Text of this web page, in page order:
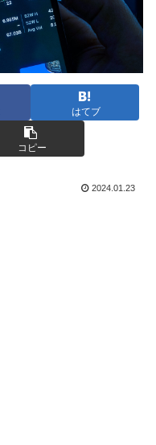
はてブ
コピー
2024.01.23